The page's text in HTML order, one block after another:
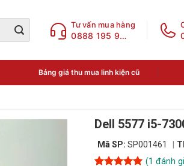
Tư vấn mua hàng
0888 195 969
Bảng giá thu mua linh kiện cũ
Dell 5577 i5-
Mã SP: SP001461
(1 đánh